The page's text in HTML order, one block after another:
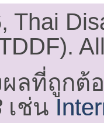
Thai
ผลที่ถูกต้
เช่น